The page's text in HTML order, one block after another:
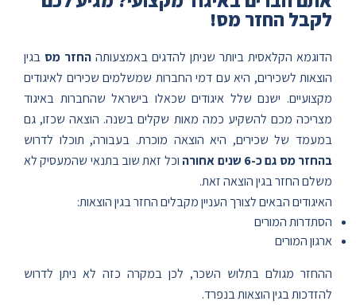
לקבל החזר מס!
הדוגמא הקלאסית ביותר שניתן להדגים באמצעותה החזר מס בגין
הוצאות לשכירים, היא עם דמי החברות שמשלמים שכירים לאיגודים
מקצועיים. ישנם שלל איגודים שכאלו בישראל שהחברות באיגוד
מצריכה מכם להשקיע כמה מאות שקלים בשנה. הוצאה שכזו, גם
במעמד של שכירים, היא הוצאה מוכרת. בעבורה, תוכלו לדרוש
בהחזר מס גם כ-6 שנים אחורה
וכל זאת שוב בתנאי שהמעסיק לא
משלם החזר בגין הוצאה זאת.
האיגודים הבאים לצורך העניין מקבלים החזר בגין הוצאות:
הסתדרות המורים
ארגון המורים
ההחזר מגולם בתלוש השכר, לכן במקרה כזה לא ניתן לדרוש
להזדכות בגין הוצאות בנפרד.